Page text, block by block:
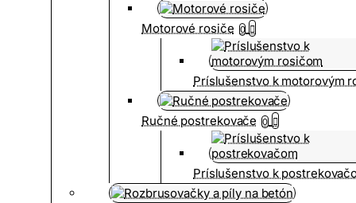
Motorové rosiče 0
Príslušenstvo k motorovým
Ručné postrekovače 0
Príslušenstvo k